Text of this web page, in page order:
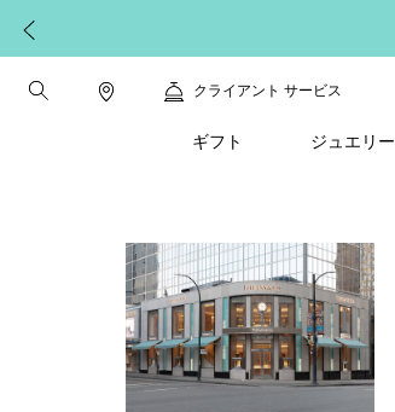
みいたします。詳細は
クライアント サービス
ギフト ジュエリー